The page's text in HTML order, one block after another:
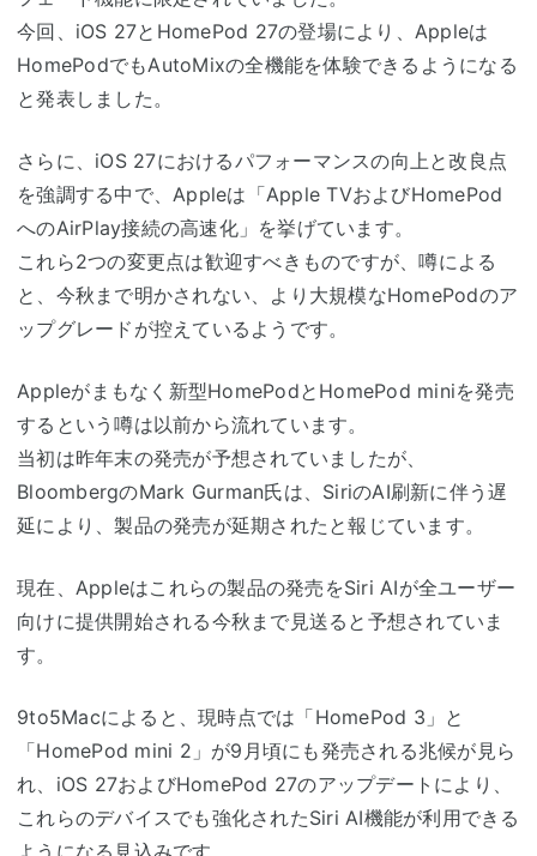
今回、iOS 27とHomePod 27の登場により、Appleは
HomePodでもAutoMixの全機能を体験できるようになる
と発表しました。
さらに、iOS 27におけるパフォーマンスの向上と改良点
を強調する中で、Appleは「Apple TVおよびHomePod
へのAirPlay接続の高速化」を挙げています。
これら2つの変更点は歓迎すべきものですが、噂による
と、今秋まで明かされない、より大規模なHomePodのア
ップグレードが控えているようです。
Appleがまもなく新型HomePodとHomePod miniを発売
するという噂は以前から流れています。
当初は昨年末の発売が予想されていましたが、
BloombergのMark Gurman氏は、SiriのAI刷新に伴う遅
延により、製品の発売が延期されたと報じています。
現在、Appleはこれらの製品の発売をSiri AIが全ユーザー
向けに提供開始される今秋まで見送ると予想されていま
す。
9to5Macによると、現時点では「HomePod 3」と
「HomePod mini 2」が9月頃にも発売される兆候が見ら
れ、iOS 27およびHomePod 27のアップデートにより、
これらのデバイスでも強化されたSiri AI機能が利用できる
ようになる見込みです。